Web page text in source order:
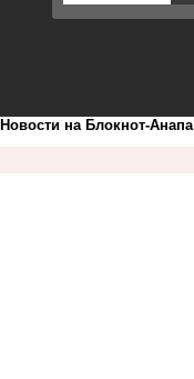
Новости на Блoкнoт-Анапа